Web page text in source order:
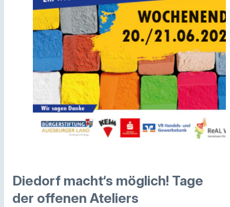
Diedorf macht‘s möglich! Tage
der offenen Ateliers